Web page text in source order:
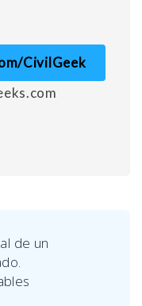
CivilGeek
de un